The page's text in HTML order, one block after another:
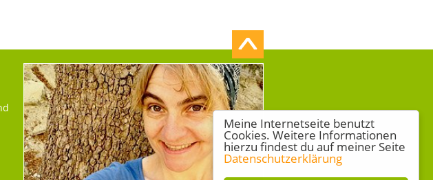
Meine Internetseite benutzt
Cookies. Weitere Informationen
hierzu findest du auf meiner Seite
Datenschutzerklärung